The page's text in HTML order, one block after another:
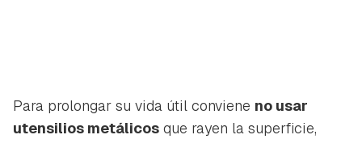
Para prolongar su vida útil conviene no usar
utensilios metálicos que rayen la superficie,